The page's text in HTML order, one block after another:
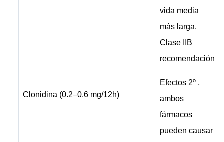
Clonidina (0.2–0.6 mg/12h)
vida media
más larga.
Clase IIB
recomendación
Efectos 2º ,
ambos
fármacos
pueden causar